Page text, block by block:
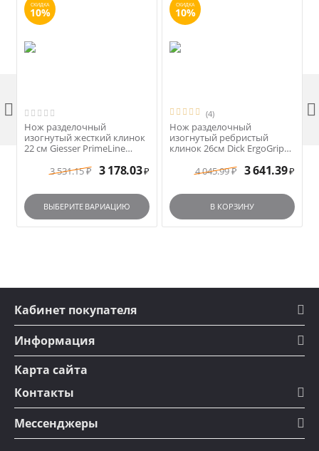
СКИДКА
10%
Нож разделочный
изогнутый жесткий клинок
22 см Giesser PrimeLine
3 531.15 ₽ 3 178.03 ₽
ВЫБЕРИТЕ ВАРИАЦИЮ
СКИДКА
10%
(4)
Нож разделочный
изогнутый ребристый
клинок 26см Dick ErgoGrip
4 045.99 ₽ 3 641.39 ₽
В КОРЗИНУ
 
Кабинет покупателя
Информация
Карта сайта
Контакты
Мессенджеры